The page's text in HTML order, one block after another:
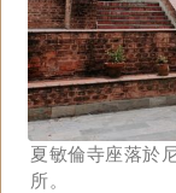
夏敏倫寺座落於
所。